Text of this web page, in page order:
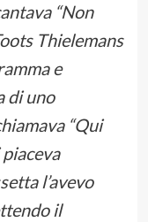
“Non
Thielemans
e
di uno
“Qui
l’avevo
il